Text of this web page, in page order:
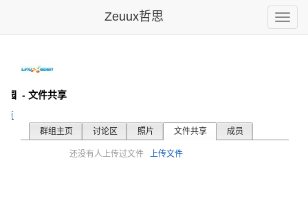
Toggle
Zeuux哲思
园 - 文件共享
页
群组主页
讨论区 照片 文件共享 成员
还没有人上传过文件 上传文件